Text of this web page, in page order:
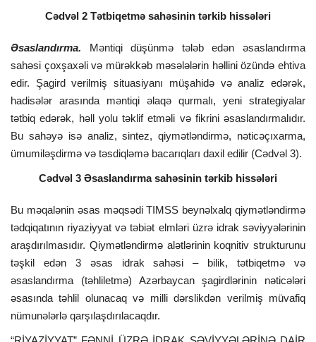
Cədvəl 2 Tətbiqetmə sahəsinin tərkib hissələri
Əsaslandırma. Məntiqi düşünmə tələb edən əsaslandırma
sahəsi çoxşaxəli və mürəkkəb məsələlərin həllini özündə ehtiva
edir. Şagird verilmiş situasiyanı müşahidə və analiz edərək,
hadisələr arasında məntiqi əlaqə qurmalı, yeni strategiyalar
tətbiq edərək, həll yolu təklif etməli və fikrini əsaslandırmalıdır.
Bu sahəyə isə analiz, sintez, qiymətləndirmə, nəticəçıxarma,
ümumiləşdirmə və təsdiqləmə bacarıqları daxil edilir (Cədvəl 3).
Cədvəl 3 Əsaslandırma sahəsinin tərkib hissələri
Bu məqalənin əsas məqsədi TIMSS beynəlxalq qiymətləndirmə
tədqiqatının riyaziyyat və təbiət elmləri üzrə idrak səviyyələrinin
araşdırılmasıdır. Qiymətləndirmə alətlərinin koqnitiv strukturunu
təşkil edən 3 əsas idrak sahəsi – bilik, tətbiqetmə və
əsaslandırma (təhliletmə) Azərbaycan şagirdlərinin nəticələri
əsasında təhlil olunacaq və milli dərslikdən verilmiş müvafiq
nümunələrlə qarşılaşdırılacaqdır.